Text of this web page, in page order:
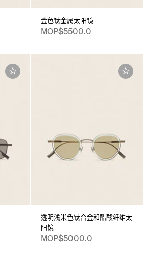
金色钛金属太阳镜
MOP$5500.0
透明浅米色钛合金和醋酸纤维太
阳镜
MOP$5000.0